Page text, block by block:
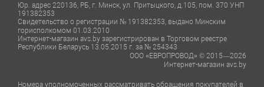
Юр. адрес 220136, РБ, г. Минск, ул. Притыцкого, д.105, пом. 370 УНП
191382353
Свидетельство о регистрации № 191382353, выдано Минским
горисполкомом 01.03.2010
Интернет-магазин avs.by зарегистрирован в Торговом реестре
Республики Беларусь 13.05.2015 г. за № 254343
ООО «ЕВРОПРОВОД» © 2015—2026
Интернет-магазин avs.by
Номера уполномоченных рассматривать обращения покупателей в